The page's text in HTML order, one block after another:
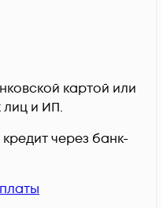
картой или
лиц и ИП.
через банк-